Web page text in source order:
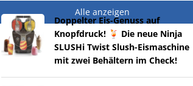
Alle anzeigen
Doppelter Eis-Genuss auf
Knopfdruck! 🍹 Die neue Ninja
SLUSHi Twist Slush-Eismaschine
mit zwei Behältern im Check!